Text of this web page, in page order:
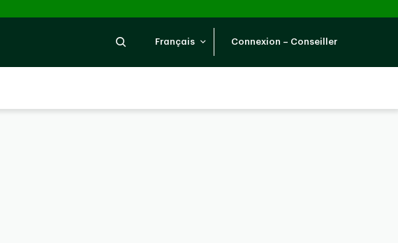
Recherche
Français Connexion – Conseiller